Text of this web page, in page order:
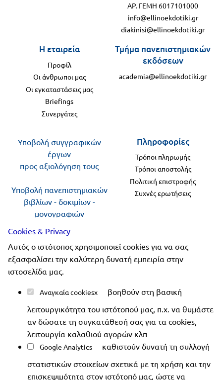
ΑΡ. ΓΕΜΗ 6017101000
info@ellinoekdotiki.gr
diakinisi@ellinoekdotiki.gr
Η εταιρεία
Προφίλ
Οι άνθρωποι μας
Οι εγκαταστάσεις μας
Briefings
Συνεργάτες
Τμήμα πανεπιστημιακών
εκδόσεων
academia@ellinoekdotiki.gr
Πληροφορίες
Τρόποι πληρωμής
Τρόποι αποστολής
Πολιτική επιστροφής
Συχνές ερωτήσεις
Υποβολή συγγραφικών
έργων
προς αξιολόγηση τους
Υποβολή πανεπιστημιακών
βιβλίων - δοκιμίων -
μονογραφιών
Ακολουθήστε μας
Copyright 2019-2026 ellinoekdotiki.gr - All rights
reserved| Όροι χρήσης | Προστασία δεδομένων
Ασφάλεια συναλλαγών
Cookies & Privacy
Αυτός ο ιστότοπος χρησιμοποιεί cookies για να σας
εξασφαλίσει την καλύτερη δυνατή εμπειρία στην
ιστοσελίδα μας.
Αναγκαία cookies
βοηθούν στη βασική
λειτουργικότητα του ιστότοπού μας, π.χ. να θυμάστε
αν δώσατε τη συγκατάθεσή σας για τα cookies,
λειτουργία καλαθιού αγορών κλπ
Google Analytics
καθιστούν δυνατή τη συλλογή
στατιστικών στοιχείων σχετικά με τη χρήση και την
επισκεψιμότητα στον ιστότοπό μας, ώστε να